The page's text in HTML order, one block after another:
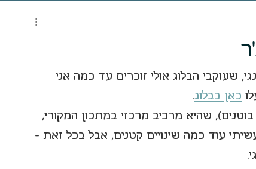
מארחת ומתארחת מתנות לחיים בלוג אוכל
שעוקבי הבלוג אולי זוכרים עד כמה אני
כאן בבלוג.
שהיא מרכיב מרכזי במתכון המקורי,
עוד כמה שינויים קטנים, אבל בכל זאת -